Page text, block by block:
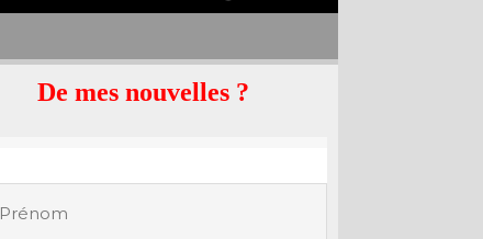
De mes nouvelles ?